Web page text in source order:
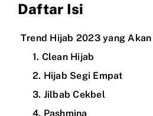
Daftar Isi
Trend Hijab 2023 yang Akan
1. Clean Hijab
2. Hijab Segi Empat
3. Jilbab Cekbel
4. Pashmina